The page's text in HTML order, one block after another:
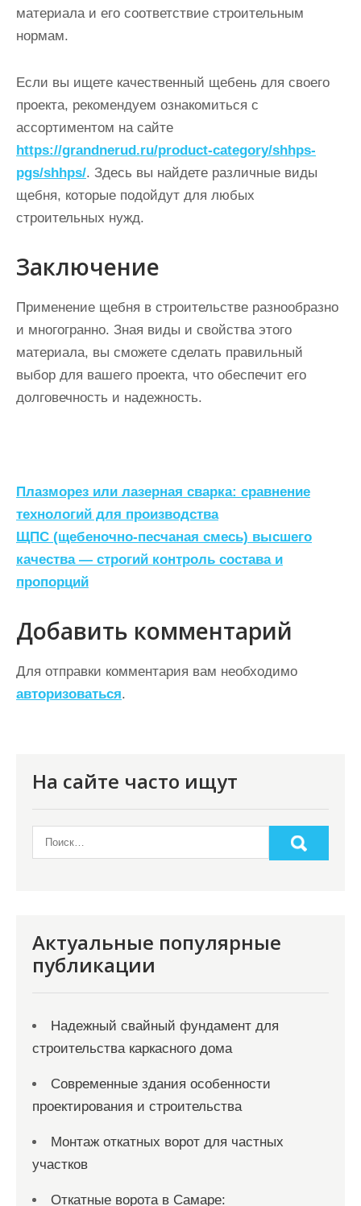
материала и его соответствие строительным
нормам.
Если вы ищете качественный щебень для своего
проекта, рекомендуем ознакомиться с
ассортиментом на сайте
https://grandnerud.ru/product-category/shhps-
pgs/shhps/. Здесь вы найдете различные виды
щебня, которые подойдут для любых
строительных нужд.
Заключение
Применение щебня в строительстве разнообразно
и многогранно. Зная виды и свойства этого
материала, вы сможете сделать правильный
выбор для вашего проекта, что обеспечит его
долговечность и надежность.
Н
а
в
и
г
а
ц
и
я
м
Плазморез или лазерная сварка: сравнение
технологий для производства
ЩПС (щебеночно-песчаная смесь) высшего
качества — строгий контроль состава и
пропорций
Добавить комментарий
Для отправки комментария вам необходимо
авторизоваться.
На сайте часто ищут
Актуальные популярные
публикации
Надежный свайный фундамент для
строительства каркасного дома
Современные здания особенности
проектирования и строительства
Монтаж откатных ворот для частных
участков
Откатные ворота в Самаре: